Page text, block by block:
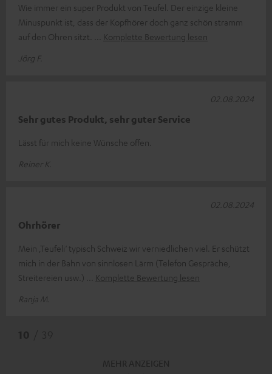
Wie immer ein super Produkt von Teufel. Der einzige kleine
Minuspunkt ist, dass der Kopfhörer doch ganz schön stramm
auf den Ohren sitzt.
Komplette Bewertung lesen
Jörg F.
Sehr gutes Produkt, sehr guter Service
Lässt für mich keine Wünsche offen.
Reiner K.
02.08.2024
Ohrhörer
Mein ‚Teufeli‘ typisch Schweiz wir verniedlichen viel. Er schützt
mich in der Bahn von sinnlosen Lärm (Telefon Gespräche,
Streitereien usw.)
Komplette Bewertung lesen
Ranja M.
02.08.2024